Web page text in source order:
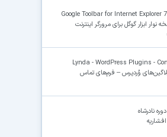
Google Toolbar for Internet Explorer
ابزار گوگل برای مرورگر اینترنت
Lynda - WordPress Plugins -
وُردپرس – فرم‌های تماس
نادرشاه